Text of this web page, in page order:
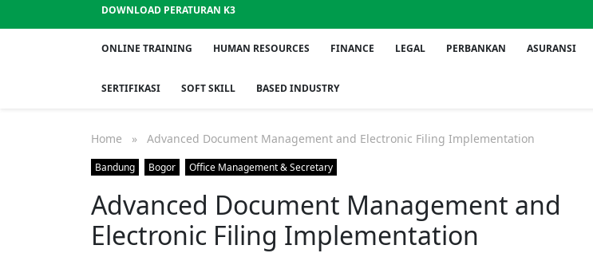
DOWNLOAD PERATURAN K3
ONLINE TRAINING HUMAN RESOURCES FINANCE LEGAL PERBANKAN ASURANSI
SERTIFIKASI SOFT SKILL BASED INDUSTRY
Home » Advanced Document Management and Electronic Filing Implementation
Bandung Bogor Office Management & Secretary
Advanced Document Management and
Electronic Filing Implementation